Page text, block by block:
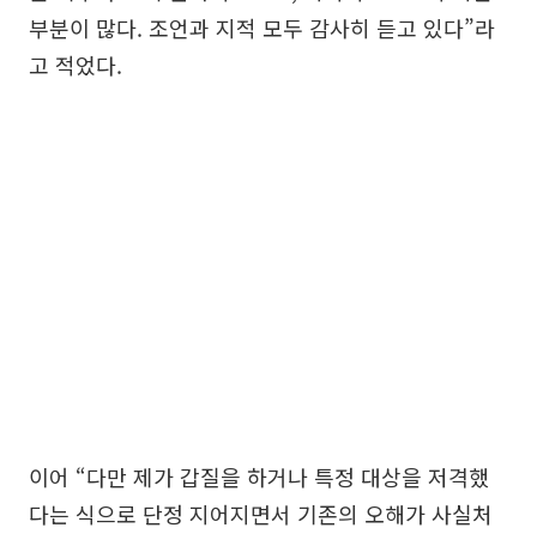
부분이 많다. 조언과 지적 모두 감사히 듣고 있다”라
고 적었다.
이어 “다만 제가 갑질을 하거나 특정 대상을 저격했
다는 식으로 단정 지어지면서 기존의 오해가 사실처